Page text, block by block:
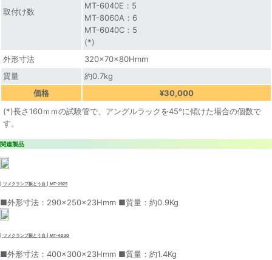
取付け数
MT-6040E：5
MT-8060A：6
MT-6040C：5
(*)
外形寸法
320×70×80Hmm
質量
約0.7kg
価格
¥30,000
(*)長さ160ｍｍの試験管で、アングルラックを45°に傾けた場合の個数で
す。
関連製品
| ツメクランプ振とう台 | MT-2925
■外形寸法：290×250×23Hmm ■質量：約0.9Kg
| ツメクランプ振とう台 | MT-4030
■外形寸法：400×300×23Hmm ■質量：約1.4Kg